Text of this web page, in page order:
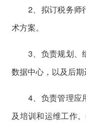
2、拟订税务师
术方案。
3、负责规划、
数据中心，以及后期
4、负责管理应
及培训和运维工作